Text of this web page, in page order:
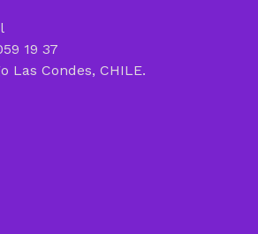
19 37
Las Condes, CHILE.